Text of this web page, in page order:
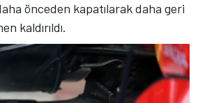
önceden kapatılarak daha geri
kaldırıldı.